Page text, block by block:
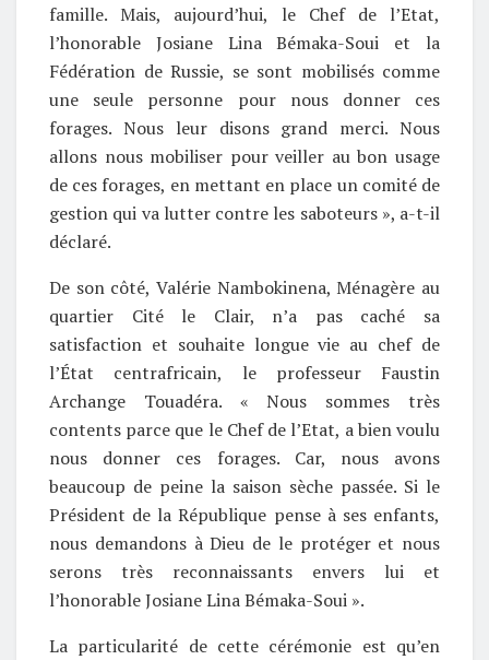
famille. Mais, aujourd’hui, le Chef de l’Etat,
l’honorable Josiane Lina Bémaka-Soui et la
Fédération de Russie, se sont mobilisés comme
une seule personne pour nous donner ces
forages. Nous leur disons grand merci. Nous
allons nous mobiliser pour veiller au bon usage
de ces forages, en mettant en place un comité de
gestion qui va lutter contre les saboteurs », a-t-il
déclaré.
De son côté, Valérie Nambokinena, Ménagère au
quartier Cité le Clair, n’a pas caché sa
satisfaction et souhaite longue vie au chef de
l’État centrafricain, le professeur Faustin
Archange Touadéra. « Nous sommes très
contents parce que le Chef de l’Etat, a bien voulu
nous donner ces forages. Car, nous avons
beaucoup de peine la saison sèche passée. Si le
Président de la République pense à ses enfants,
nous demandons à Dieu de le protéger et nous
serons très reconnaissants envers lui et
l’honorable Josiane Lina Bémaka-Soui ».
La particularité de cette cérémonie est qu’en